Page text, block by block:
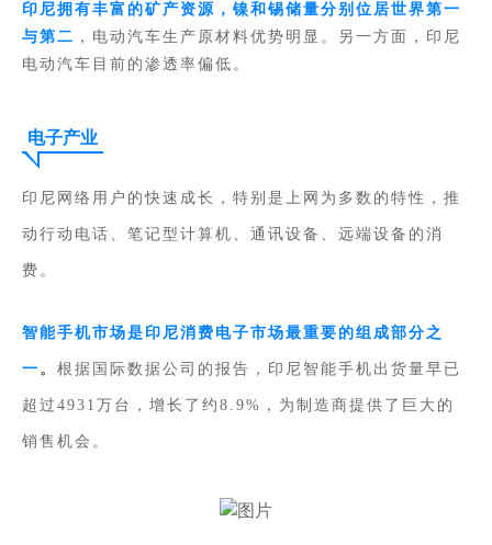
印尼拥有丰富的矿产资源，镍和锡储量分别位居世界第一
与第二 ，电动汽车生产原材料优势明显。另一方面，印尼
电动汽车目前的渗透率偏低。
电子产业
印尼网络用户的快速成长，特别是上网为多数的特性，推
动行动电话、笔记型计算机、通讯设备、远端设备的消
费。
智能手机市场是印尼消费电子市场最重要的组成部分之
一 。 根据国际数据公司的报告，印尼智能手机出货量早已
超过4931万台，增长了约8.9%，为制造商提供了巨大的
销售机会。